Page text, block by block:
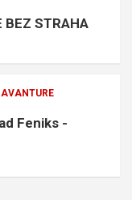
BEZ STRAHA
Feniks -